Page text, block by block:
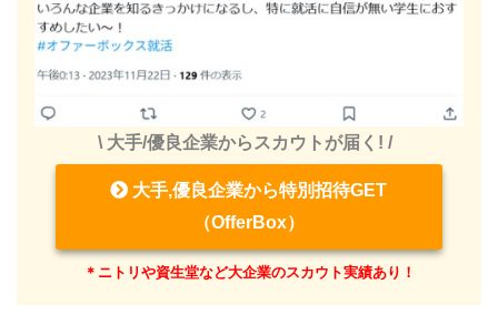
\ 大手/優良企業からスカウトが届く! /
大手,優良企業から特別招待GET
（OfferBox）
＊ニトリや資生堂など大企業のスカウト実績あり！